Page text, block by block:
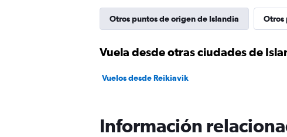
Otros puntos de origen de Islandia Otros
Vuela desde otras ciudades de
Vuelos desde Reikiavik
Información